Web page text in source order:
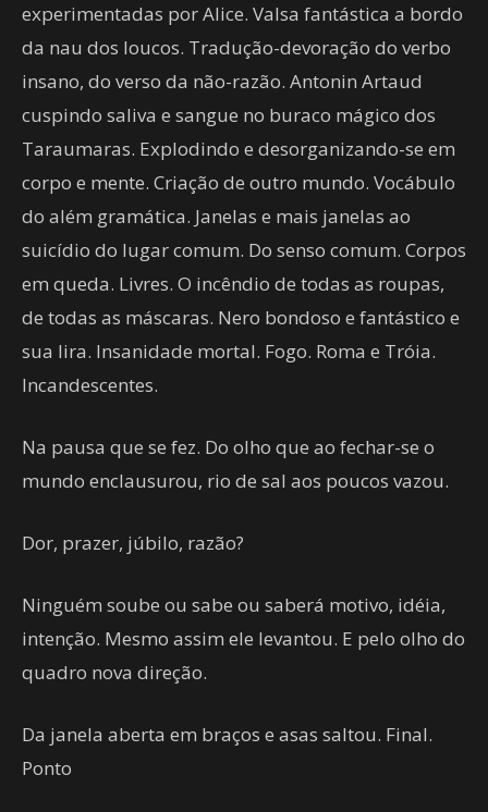
experimentadas por Alice. Valsa fantástica a bordo
da nau dos loucos. Tradução-devoração do verbo
insano, do verso da não-razão. Antonin Artaud
cuspindo saliva e sangue no buraco mágico dos
Taraumaras. Explodindo e desorganizando-se em
corpo e mente. Criação de outro mundo. Vocábulo
do além gramática. Janelas e mais janelas ao
suicídio do lugar comum. Do senso comum. Corpos
em queda. Livres. O incêndio de todas as roupas,
de todas as máscaras. Nero bondoso e fantástico e
sua lira. Insanidade mortal. Fogo. Roma e Tróia.
Incandescentes.
Na pausa que se fez. Do olho que ao fechar-se o
mundo enclausurou, rio de sal aos poucos vazou.
Dor, prazer, júbilo, razão?
Ninguém soube ou sabe ou saberá motivo, idéia,
intenção. Mesmo assim ele levantou. E pelo olho do
quadro nova direção.
Da janela aberta em braços e asas saltou. Final.
Ponto